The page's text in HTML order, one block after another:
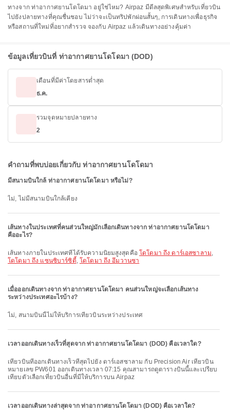
ทางจาก ท่าอากาศยานโดโดมา อยู่ใช่ไหม? Airpaz มีดีลสุดพิเศษสำหรับเที่ยวบิน
ไปยังปลายทางที่คุณชื่นชอบ ไม่ว่าจะเป็นทริปพักผ่อนสั้นๆ, การเดินทางเพื่อธุรกิจ
หรือสถานที่ใหม่ที่อยากสำรวจ จองกับ Airpaz แล้วเดินทางอย่างคุ้มค่า
ข้อมูลเที่ยวบินที่ ท่าอากาศยานโดโดมา (DOD)
เดือนที่มีค่าโดยสารต่ำสุด
ธ.ค.
รวมจุดหมายปลายทาง
2
คำถามที่พบบ่อยเกี่ยวกับ ท่าอากาศยานโดโดมา
มีสนามบินใกล้ ท่าอากาศยานโดโดมา หรือไม่?
ไม่, ไม่มีสนามบินใกล้เคียง
เส้นทางในประเทศที่คนส่วนใหญ่มักเลือกเดินทางจาก ท่าอากาศยานโดโดมา
คืออะไร?
เส้นทางภายในประเทศที่ได้รับความนิยมสูงสุดคือโดโดมา ถึง ดาร์เอสซาลาม,
โดโดมา ถึง แซนซิบาร์ซิตี้, โดโดมา ถึง อึมวานซา
เมื่อออกเดินทางจาก ท่าอากาศยานโดโดมา คนส่วนใหญ่จะเลือกเส้นทาง
ระหว่างประเทศอะไรบ้าง?
ไม่, สนามบินนี้ไม่ให้บริการเที่ยวบินระหว่างประเทศ
เวลาออกเดินทางเร็วที่สุดจาก ท่าอากาศยานโดโดมา (DOD) คือเวลาใด?
เที่ยวบินที่ออกเดินทางเร็วที่สุดไปยัง ดาร์เอสซาลาม กับ Precision Air เที่ยวบิน
หมายเลข PW601 ออกเดินทางเวลา 07:15 คุณสามารถดูตารางบินนี้และเปรียบ
เทียบตัวเลือกเที่ยวบินอื่นที่มีให้บริการบน Airpaz
เวลาออกเดินทางล่าสุดจาก ท่าอากาศยานโดโดมา (DOD) คือเวลาใด?